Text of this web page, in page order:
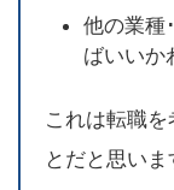
他の業種
ばいいか
これは転職
とだと思いま